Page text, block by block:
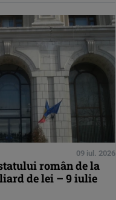
09 iul. 2026
român de la
de lei – 9 iulie